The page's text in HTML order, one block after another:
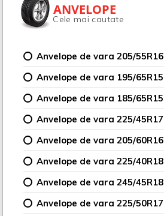
ANVELOPE
Cele mai cautate
Anvelope de vara 205/55R16
Anvelope de vara 195/65R15
Anvelope de vara 185/65R15
Anvelope de vara 225/45R17
Anvelope de vara 205/60R16
Anvelope de vara 225/40R18
Anvelope de vara 245/45R18
Anvelope de vara 225/50R17